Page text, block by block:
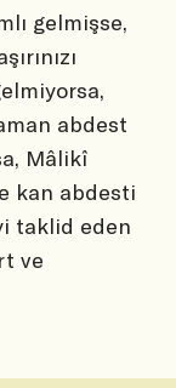
gelmişse,
abdest
Mâlikî
kan abdesti
taklid eden
ve